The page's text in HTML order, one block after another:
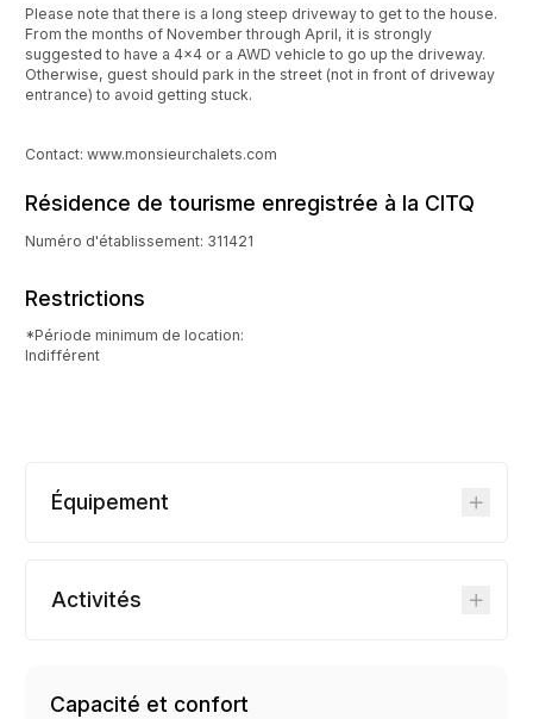
Please note that there is a long steep driveway to get to the house.
From the months of November through April, it is strongly
suggested to have a 4x4 or a AWD vehicle to go up the driveway.
Otherwise, guest should park in the street (not in front of driveway
entrance) to avoid getting stuck.
Contact: www.monsieurchalets.com
Résidence de tourisme enregistrée à la CITQ
Numéro d'établissement: 311421
Restrictions
*Période minimum de location:
Indifférent
Équipement
Activités
Capacité et confort